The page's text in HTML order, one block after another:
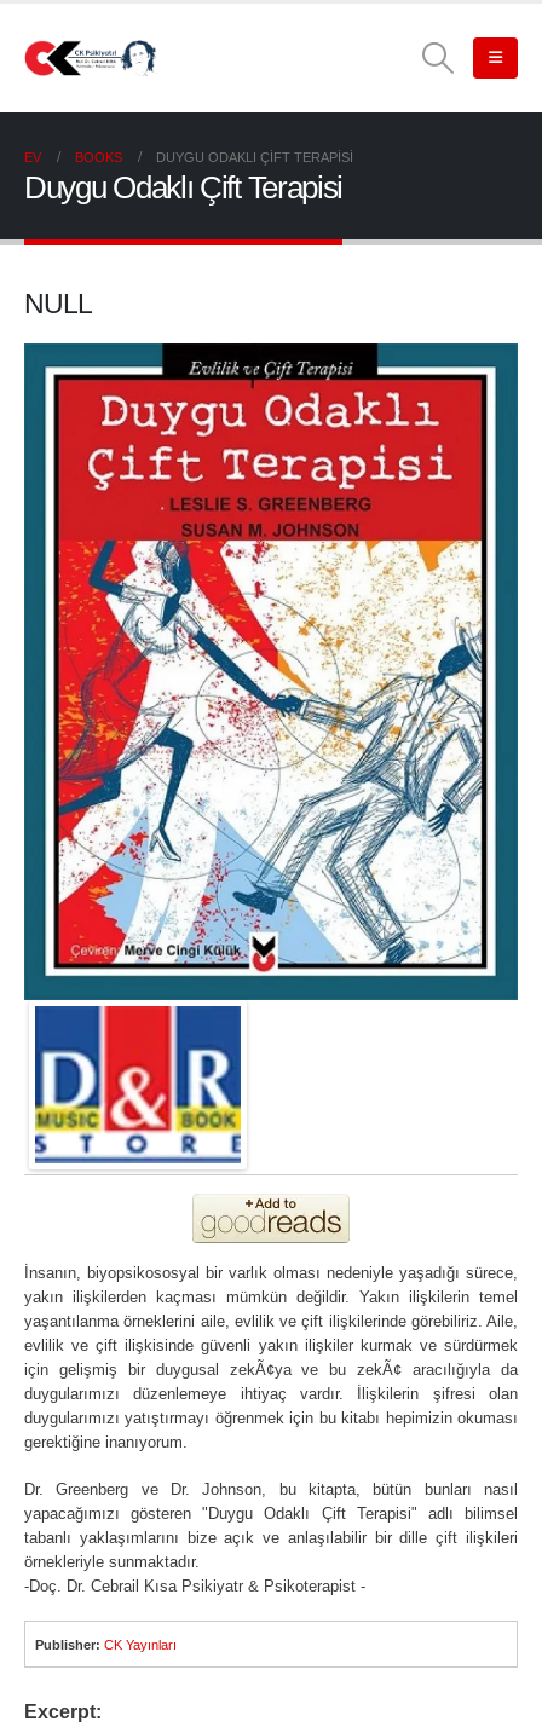
EV BOOKS DUYGU ODAKLI ÇIFT TERAPISI
Duygu Odaklı Çift Terapisi
NULL
İnsanın, biyopsikososyal bir varlık olması nedeniyle yaşadığı sürece,
yakın ilişkilerden kaçması mümkün değildir. Yakın ilişkilerin temel
yaşantılanma örneklerini aile, evlilik ve çift ilişkilerinde görebiliriz. Aile,
evlilik ve çift ilişkisinde güvenli yakın ilişkiler kurmak ve sürdürmek
için gelişmiş bir duygusal zekÃ¢ya ve bu zekÃ¢ aracılığıyla da
duygularımızı düzenlemeye ihtiyaç vardır. İlişkilerin şifresi olan
duygularımızı yatıştırmayı öğrenmek için bu kitabı hepimizin okuması
gerektiğine inanıyorum.
Dr. Greenberg ve Dr. Johnson, bu kitapta, bütün bunları nasıl
yapacağımızı gösteren "Duygu Odaklı Çift Terapisi" adlı bilimsel
tabanlı yaklaşımlarını bize açık ve anlaşılabilir bir dille çift ilişkileri
örnekleriyle sunmaktadır.
-Doç. Dr. Cebrail Kısa Psikiyatr & Psikoterapist -
Publisher: CK Yayınları
Excerpt: